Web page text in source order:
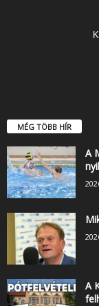
MÉG TÖBB HÍR
A
A